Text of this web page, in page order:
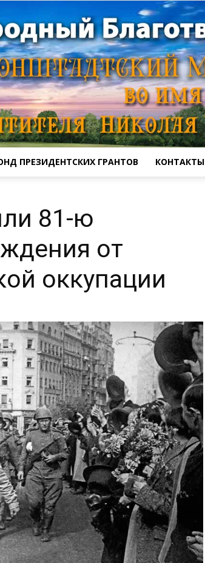
собор
ПРЕЗИДЕНТСКИХ ГРАНТОВ КОНТАКТЫ
81-ю
от
оккупации